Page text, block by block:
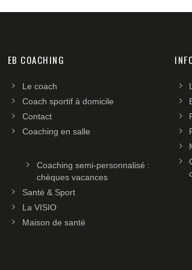
EB COACHING
Le coach
Coach sportif à domicile
Contact
Coaching en salle
Coaching semi-personnalisé :
chèques vacances
Santé & Sport
La VISIO
Maison de santé